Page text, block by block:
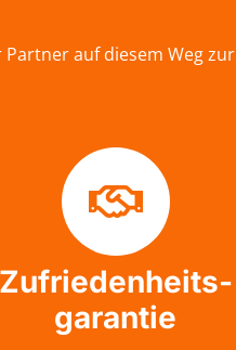
auf diesem Weg zur
Zufriedenheits-
garantie